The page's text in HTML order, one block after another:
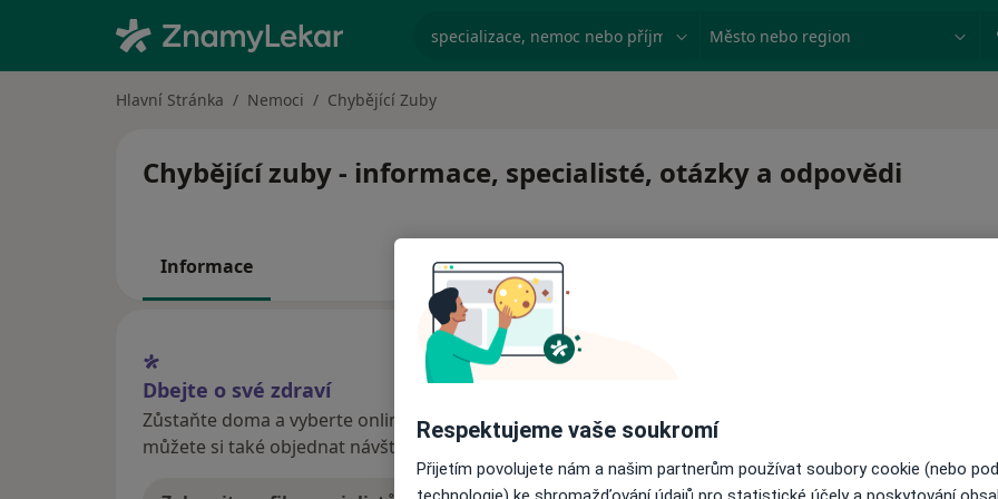
specializace, nemoc nebo příjmení Město nebo region
Hlavní Stránka Nemoci Chybějící Zuby
Chybějící zuby - informace, specialisté, otázky a odpovědi
Informace
Dbejte o své zdraví
Zůstaňte doma a vyberte online konzultaci pro zahájení nebo pokračování léčby. Pokud to
můžete si také objednat návštěvu v ordinaci.
Respektujeme vaše soukromí
Přijetím povolujete nám a našim partnerům používat soubory cookie (nebo